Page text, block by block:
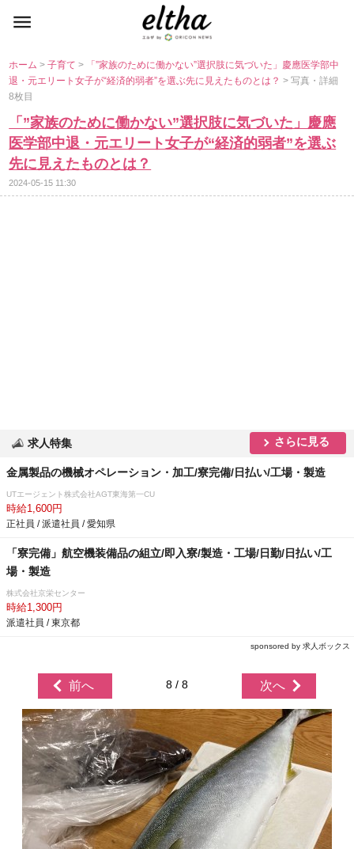
ホーム>子育て>
「”家族のために働かない”選択肢に気づいた」慶應医学部中
退・元エリート女子が“経済的弱者”を選ぶ先に見えたものとは？> 写真・詳細
8枚目
「”家族のために働かない”選択肢に気づいた」慶應
医学部中退・元エリート女子が“経済的弱者”を選ぶ
先に見えたものとは？
2024-05-15 11:30
求人特集 さらに見る
金属製品の機械オペレーション・加工/寮完備/日払い/工場・製造
UTエージェント株式会社AGT東海第一CU
時給1,600円
正社員 / 派遣社員 / 愛知県
「寮完備」航空機装備品の組立/即入寮/製造・工場/日勤/日払い/工
場・製造
株式会社京栄センター
時給1,300円
派遣社員 / 東京都
sponsored by 求人ボックス
前へ 8 / 8 次へ